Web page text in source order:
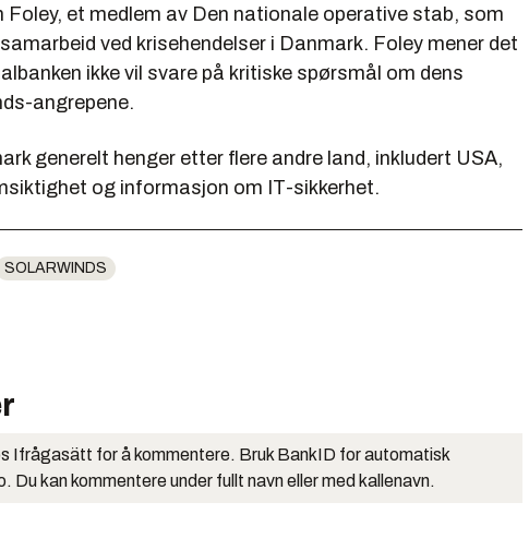
et medlem av Den nationale operative stab, som
ved krisehendelser i Danmark. Foley mener det
ikke vil svare på kritiske spørsmål om dens
angrepene.
generelt henger etter flere andre land, inkludert USA,
og informasjon om IT-sikkerhet.
SOLARWINDS
Ifrågasätt for å kommentere. Bruk BankID for automatisk
Du kan kommentere under fullt navn eller med kallenavn.